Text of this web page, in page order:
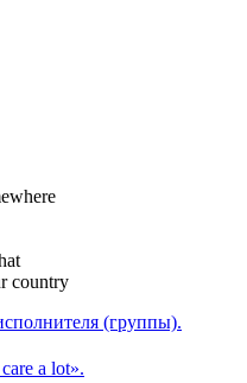
country
(группы).
a lot».